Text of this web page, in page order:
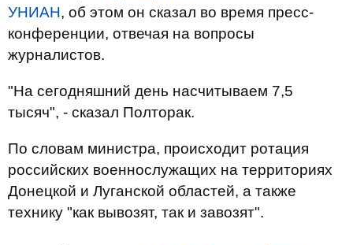
УНИАН, об этом он сказал во время пресс-
конференции, отвечая на вопросы
журналистов.
"На сегодняшний день насчитываем 7,5
тысяч", - сказал Полторак.
По словам министра, происходит ротация
российских военнослужащих на территориях
Донецкой и Луганской областей, а также
технику "как вывозят, так и завозят".